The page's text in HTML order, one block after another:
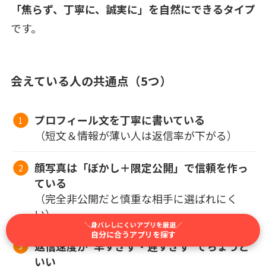
＼身バレしにくいアプリを厳選／
自分に合うアプリを探す
「焦らず、丁寧に、誠実に」を自然にできるタイプ
です。
会えている人の共通点（5つ）
プロフィール文を丁寧に書いている
（短文＆情報が薄い人は返信率が下がる）
顔写真は「ぼかし＋限定公開」で信頼を作っ
ている
（完全非公開だと慎重な相手に選ばれにく
い）
返信速度が“早すぎず・遅すぎず”でちょうど
いい